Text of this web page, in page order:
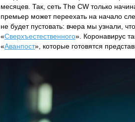
месяцев. Так, сеть The CW только
премьер может переехать на начало
не будет пустовать: вчера мы узнали,
«Сверхъестественного». Коронавирус
«Аванпост», которые готовятся